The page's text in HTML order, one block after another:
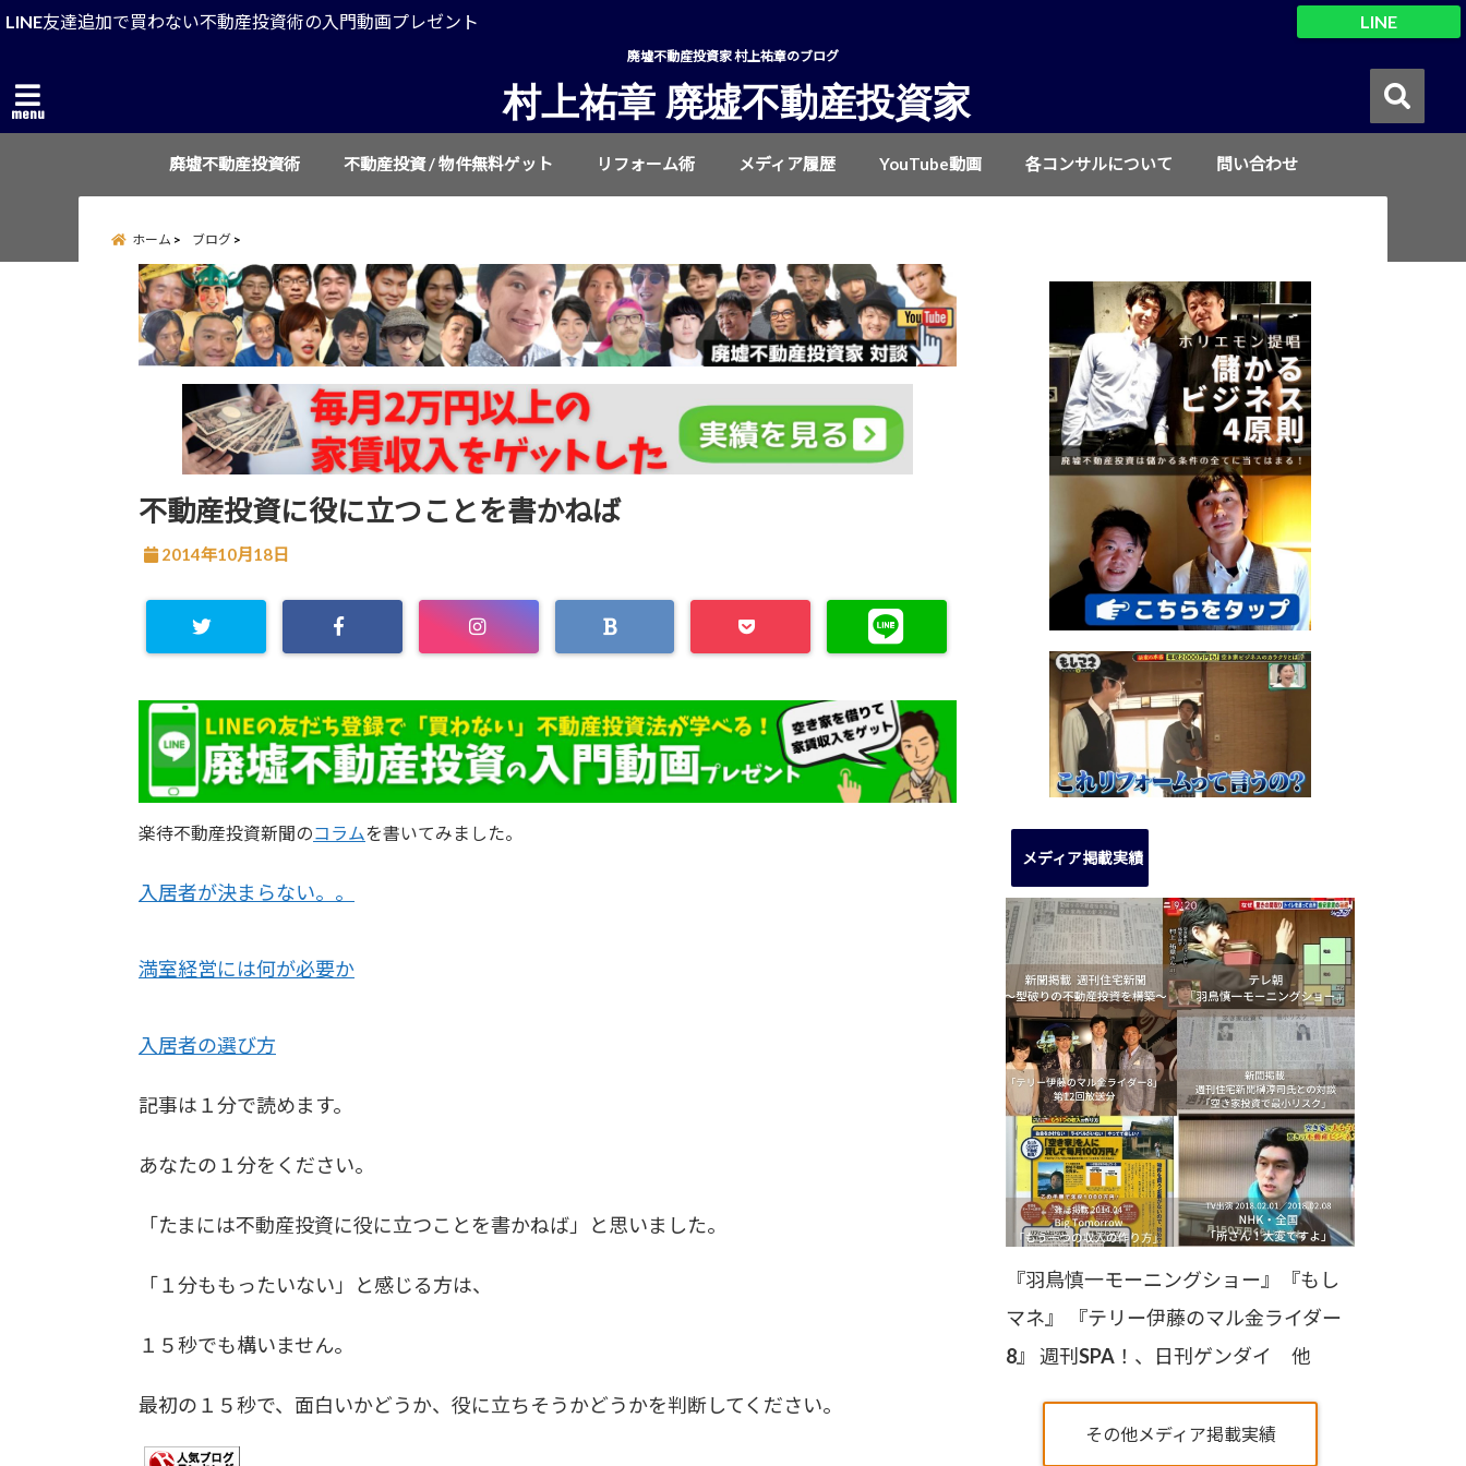
LINE友達追加で買わない不動産投資術の入門動画プレゼント LINE
廃墟不動産投資家 村上祐章のブログ
menu 村上祐章 廃墟不動産投資家
廃墟不動産投資術 不動産投資 / 物件無料ゲット リフォーム術 メディア履歴 YouTube動画 各コンサルについて 問い合わせ
ホーム ブログ
不動産投資に役に立つことを書かねば
2014年10月18日
楽待不動産投資新聞のコラムを書いてみました。
入居者が決まらない。。
満室経営には何が必要か
入居者の選び方
記事は１分で読めます。
あなたの１分をください。
「たまには不動産投資に役に立つことを書かねば」と思いました。
「１分ももったいない」と感じる方は、
１５秒でも構いません。
最初の１５秒で、面白いかどうか、役に立ちそうかどうかを判断してください。
メディア掲載実績
『羽鳥慎一モーニングショー』『もし
マネ』 『テリー伊藤のマル金ライダー
8』 週刊SPA！、日刊ゲンダイ 他
その他メディア掲載実績